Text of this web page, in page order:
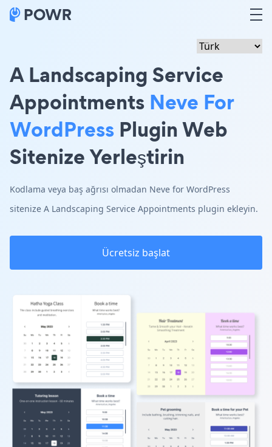
A Landscaping Service
Appointments Neve For
WordPress Plugin Web
Sitenize Yerleştirin
Kodlama veya baş ağrısı olmadan Neve for WordPress
sitenize A Landscaping Service Appointments plugin ekleyin.
Ücretsiz başlat